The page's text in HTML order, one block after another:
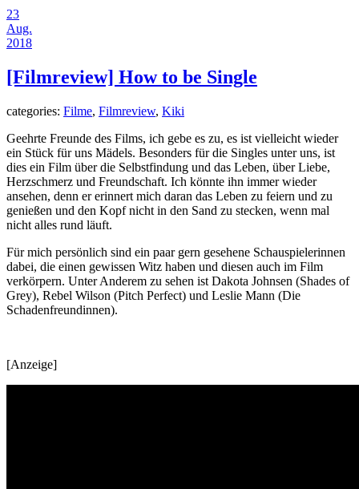
23
Aug.
2018
[Filmreview] How to be Single
categories: Filme, Filmreview, Kiki
Geehrte Freunde des Films, ich gebe es zu, es ist vielleicht wieder
ein Stück für uns Mädels. Besonders für die Singles unter uns, ist
dies ein Film über die Selbstfindung und das Leben, über Liebe,
Herzschmerz und Freundschaft. Ich könnte ihn immer wieder
ansehen, denn er erinnert mich daran das Leben zu feiern und zu
genießen und den Kopf nicht in den Sand zu stecken, wenn mal
nicht alles rund läuft.
Für mich persönlich sind ein paar gern gesehene Schauspielerinnen
dabei, die einen gewissen Witz haben und diesen auch im Film
verkörpern. Unter Anderem zu sehen ist Dakota Johnsen (Shades of
Grey), Rebel Wilson (Pitch Perfect) und Leslie Mann (Die
Schadenfreundinnen).
[Anzeige]